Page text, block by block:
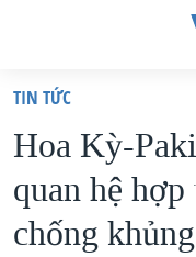
truy
cập
Tới
nội
VIỆT NAM
HOA KỲ
BIỂN ĐÔNG
TIN TỨC
Hoa Kỳ-
quan hệ
chống